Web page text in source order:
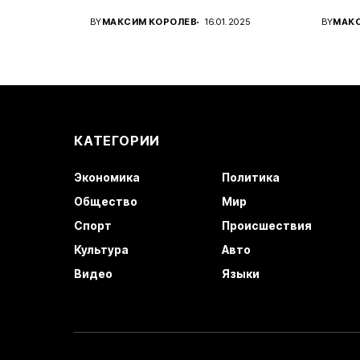
Украины...
BYМАКСИМ КОРОЛЕВ 16.01.2025 BY
КАТЕГОРИИ
Экономика
Политика
Общество
Мир
Спорт
Происшествия
Культура
Авто
Видео
Языки